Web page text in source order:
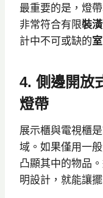
最重要的是，燈
非常符合有限裝
計中不可或缺的
4. 側邊開放
燈帶
展示櫃與電視櫃
域。如果僅用一
凸顯其中的物品
明設計，就能讓